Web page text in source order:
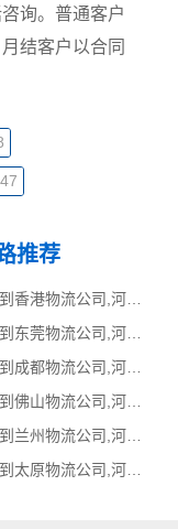
询。普通客户
结客户以合同
推荐